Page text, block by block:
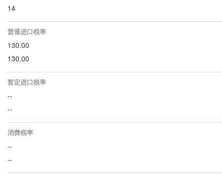
14
普通进口税率
130.00
130.00
暂定进口税率
--
--
消费税率
--
--